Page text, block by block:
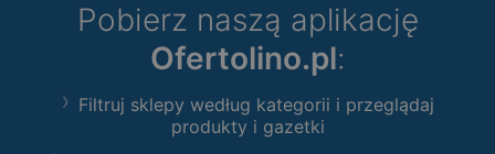
Pobierz naszą aplikację
Ofertolino.pl:
Filtruj sklepy według kategorii i przeglądaj
produkty i gazetki